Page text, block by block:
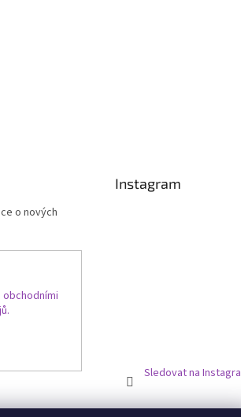
o nových
obchodními
Instagram
Sledovat na